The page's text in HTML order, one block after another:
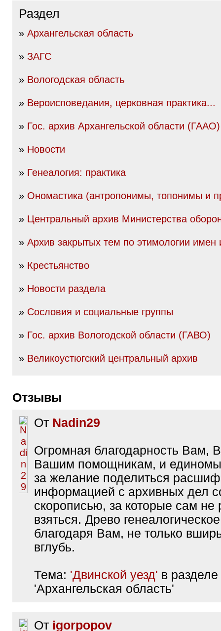
Раздел
» Архангельская область
» ЗАГС
» Вологодская область
» Вероисповедания, церковная практика...
» Гос. архив Архангельской области (ГААО)
» Новости
» Генеалогия: практика
» Ономастика (антропонимы, топонимы и
» Центральный архив Министерства
» Архив закрытых тем по этимологии
» Крестьянство
» Новости раздела
» Сословия и социальные группы
» Гос. архив Вологодской области (ГАВО)
» Великоустюгский центральный архив
Отзывы
От Nadin29
Огромная благодарность Вам,
Вашим помощникам, и
за желание поделиться
информацией с архивных дел
скорописью, за которые сам не
взяться. Древо
благодаря Вам, не только
вглубь.
Тема: 'Двинской уезд' в разделе
'Архангельская область'
От igorpopov